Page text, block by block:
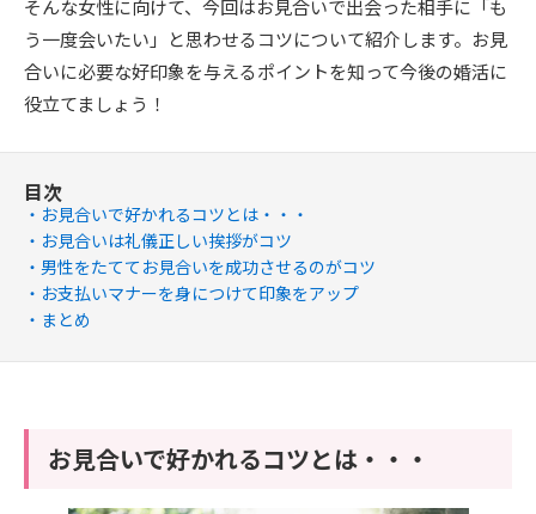
そんな女性に向けて、今回はお見合いで出会った相手に「も
う一度会いたい」と思わせるコツについて紹介します。お見
合いに必要な好印象を与えるポイントを知って今後の婚活に
役立てましょう！
目次
お見合いで好かれるコツとは・・・
お見合いは礼儀正しい挨拶がコツ
男性をたててお見合いを成功させるのがコツ
お支払いマナーを身につけて印象をアップ
まとめ
お見合いで好かれるコツとは・・・